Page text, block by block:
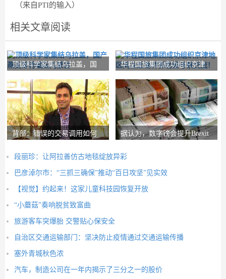
（来自PTI的输入）
相关文章阅读
顶级科学家集结乌拉盖，国
华程国旅集团成功组织京津
背部：错误的交易调用如何
据认为，数字镑会提升Brexit
段丽珍：让阿拉善仿古地毯绽放异彩
巴彦淖尔市：“三抓三确保”推动“百日攻坚”见实效
【视觉】约起来！这家儿童科技园恢复开放
“小蘑菇”奏响脱贫致富曲
旅游客车突爆胎 交警贴心保安全
自治区交通运输部门：坚决防止疫情通过交通运输传播
塞外青城秋色浓
汽车，制造公司在一年内揭示了三分之一的股价